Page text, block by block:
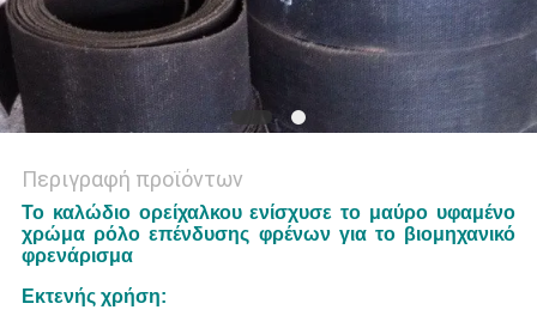
Περιγραφή προϊόντων
Το καλώδιο ορείχαλκου ενίσχυσε το μαύρο υφαμένο
χρώμα ρόλο επένδυσης φρένων για το βιομηχανικό
φρενάρισμα
Εκτενής χρήση: